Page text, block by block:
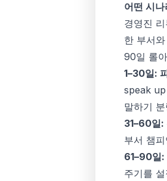
어떤 시
경영진
한 부서
90일 롤
1–30일:
speak
말하기
31–60일:
부서 챔
61–90일:
주기를